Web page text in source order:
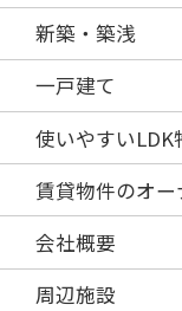
新築・築浅
一戸建て
使いやすいLDK
賃貸物件のオー
会社概要
周辺施設